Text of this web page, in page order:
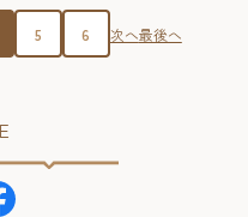
5 6 次へ最後へ